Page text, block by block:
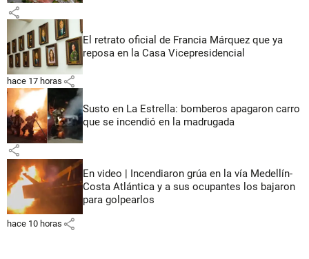
share
El retrato oficial de Francia Márquez que ya
reposa en la Casa Vicepresidencial
hace 17 horas share
Susto en La Estrella: bomberos apagaron carro
que se incendió en la madrugada
share
En video | Incendiaron grúa en la vía Medellín-
Costa Atlántica y a sus ocupantes los bajaron
para golpearlos
hace 10 horas share